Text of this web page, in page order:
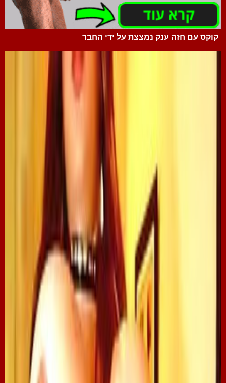
קוקס עם חזה ענק נמצצת על ידי החבר